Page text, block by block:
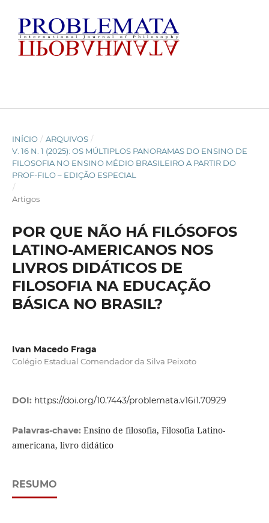
INÍCIO / ARQUIVOS /
V. 16 N. 1 (2025): OS MÚLTIPLOS PANORAMAS DO ENSINO DE
FILOSOFIA NO ENSINO MÉDIO BRASILEIRO A PARTIR DO
PROF-FILO – EDIÇÃO ESPECIAL
/
Artigos
POR QUE NÃO HÁ FILÓSOFOS
LATINO-AMERICANOS NOS
LIVROS DIDÁTICOS DE
FILOSOFIA NA EDUCAÇÃO
BÁSICA NO BRASIL?
Ivan Macedo Fraga
Colégio Estadual Comendador da Silva Peixoto
DOI: https://doi.org/10.7443/problemata.v16i1.70929
Palavras-chave: Ensino de filosofia, Filosofia Latino-
americana, livro didático
RESUMO